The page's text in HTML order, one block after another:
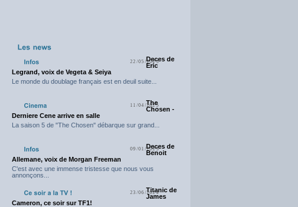
22/05/2025Deces de
Eric
Legrand, voix de Vegeta & Seiya
Le monde du doublage français est en deuil suite...
11/04/2025
The
Chosen -
Derniere Cene arrive en salle
La saison 5 de "The Chosen" débarque sur grand...
09/01/2025Deces de
Benoit
Allemane, voix de Morgan Freeman
C'est avec une immense tristesse que nous vous
annonçons...
23/06/2024Titanic de
James
Cameron, ce soir sur TF1!